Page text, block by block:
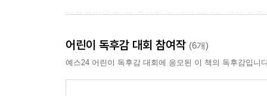
핑퐁게임을 할 때 중요한 건 내가 보내는 공에 집
살아가면서 맺게 되는 수많은 관계에서도 이와
어린이 독후감 대회 참여작 (6개)
예스24 어린이 독후감 대회에 응모된 이 책의 독후감입니